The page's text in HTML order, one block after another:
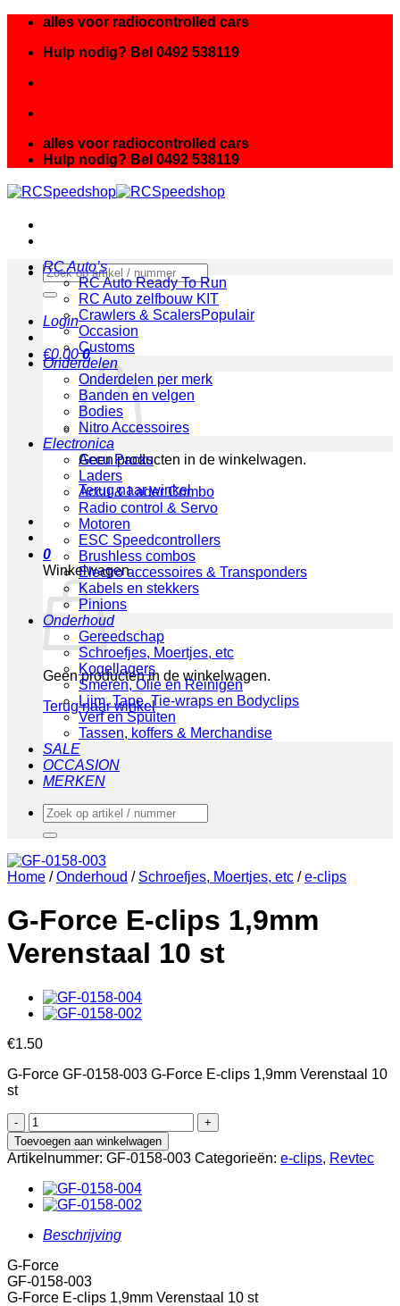
inhoud
alles voor radiocontrolled cars
Hulp nodig? Bel 0492 538119
alles voor radiocontrolled cars
Hulp nodig? Bel 0492 538119
Zoeken
naar:
Login
€0.00 0
Geen producten in de winkelwagen.
Terug naar winkel
0
Winkelwagen
Geen producten in de winkelwagen.
Terug naar winkel
RC Auto’s
RC Auto Ready To Run
RC Auto zelfbouw KIT
Crawlers & Scalers
Occasion
Customs
Onderdelen
Onderdelen per merk
Banden en velgen
Bodies
Nitro Accessoires
Electronica
Accu Packs
Laders
Accu & Lader Combo
Radio control & Servo
Motoren
ESC Speedcontrollers
Brushless combos
Electro accessoires & Transponders
Kabels en stekkers
Pinions
Onderhoud
Gereedschap
Schroefjes, Moertjes, etc
Kogellagers
Smeren, Olie en Reinigen
Lijm, Tape, Tie-wraps en Bodyclips
Verf en Spuiten
Tassen, koffers & Merchandise
SALE
OCCASION
MERKEN
Zoeken
naar:
Home / Onderhoud / Schroefjes, Moertjes, etc / e-clips
G-Force E-clips 1,9mm
Verenstaal 10 st
€1.50
G-Force GF-0158-003 G-Force E-clips 1,9mm Verenstaal 10
st
G-
Force
E-
clips
1,9mm
Verenstaal
10
st
Toevoegen aan winkelwagen
Artikelnummer: GF-0158-003 Categorieën: e-clips, Revtec
Beschrijving
G-Force
GF-0158-003
G-Force E-clips 1,9mm Verenstaal 10 st